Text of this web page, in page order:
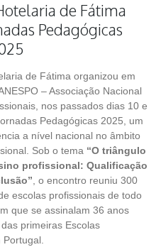
de Fátima
Pedagógicas
de Fátima organizou em
– Associação Nacional
nos passados dias 10 e
Pedagógicas 2025, um
a nível nacional no âmbito
Sob o tema “O triângulo
profissional: Qualificação
, o encontro reuniu 300
escolas profissionais de todo
que se assinalam 36 anos
primeiras Escolas
Portugal.